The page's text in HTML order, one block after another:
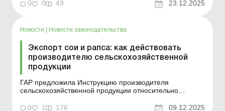
продукции и снижением регуляторного давления в
условиях военного времени. Больше по теме:
предприятии Тендерное об...
0 0 49 23.12.2025
Новости | Новости законодательства
Экспорт сои и рапса: как действовать
производителю сельскохозяйственной
продукции
ГАР предложила Инструкцию производителя
сельскохозяйственной продукции относительно
информации, содержащейся в экспертных выводах о
0 1 176 09.12.2025